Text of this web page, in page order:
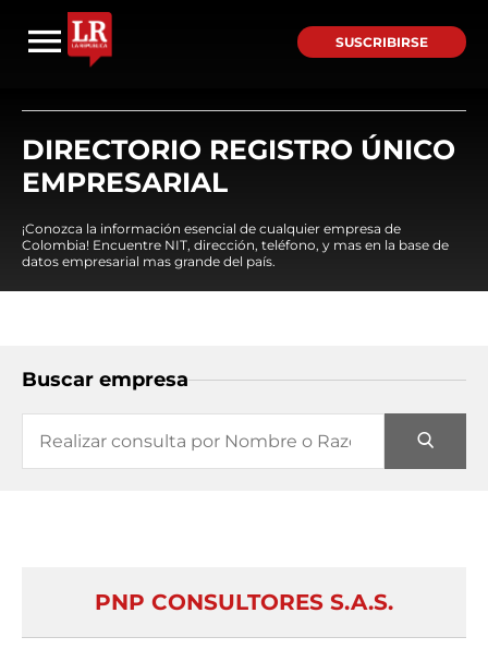
SUSCRIBIRSE
DIRECTORIO REGISTRO ÚNICO
EMPRESARIAL
¡Conozca la información esencial de cualquier empresa de
Colombia! Encuentre NIT, dirección, teléfono, y mas en la base de
datos empresarial mas grande del país.
Buscar empresa
PNP CONSULTORES S.A.S.